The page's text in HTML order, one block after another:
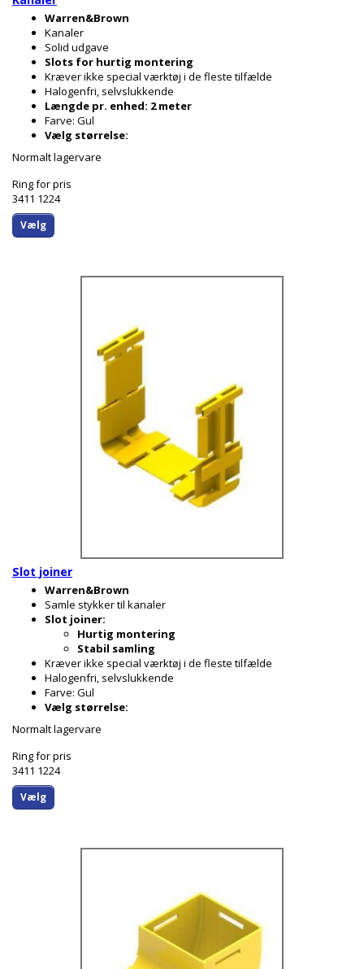
Warren&Brown
Kanaler
Solid udgave
Slots for hurtig montering
Kræver ikke special værktøj i de fleste tilfælde
Halogenfri, selvslukkende
Længde pr. enhed: 2 meter
Farve: Gul
Vælg størrelse:
Normalt lagervare
Ring for pris
3411 1224
Vælg
Slot joiner
Warren&Brown
Samle stykker til kanaler
Slot joiner:
Hurtig montering
Stabil samling
Kræver ikke special værktøj i de fleste tilfælde
Halogenfri, selvslukkende
Farve: Gul
Vælg størrelse:
Normalt lagervare
Ring for pris
3411 1224
Vælg